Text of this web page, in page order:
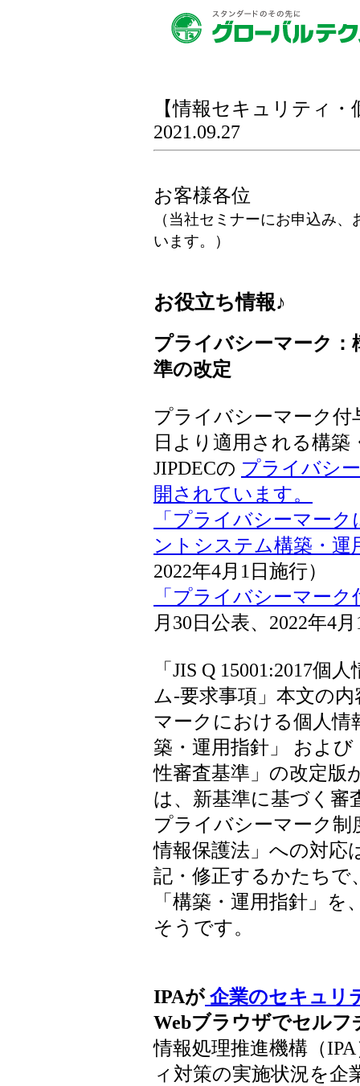
【情報セキュリティ
2021.09.27
お客様各位
（当社セミナーにお申込み
います。）
お役立ち情報♪
プライバシーマーク：
準の改定
プライバシーマーク付
日より適用される構築
JIPDECの プライバシ
開されています。
「プライバシーマー
ントシステム構築・運
2022年4月1日施行）
「プライバシーマー
月30日公表、2022年4
「JIS Q 15001:2017個
ム-要求事項」本文の
マークにおける個人
築・運用指針」 およ
性審査基準」の改定版
は、新基準に基づく審
プライバシーマーク制
情報保護法」への対応
記・修正するかたちで
「構築・運用指針」
そうです。
IPAが企業のセキュリ
Webブラウザでセル
情報処理推進機構（
ィ対策の実施状況を